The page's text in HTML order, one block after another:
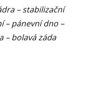
– stabilizační
– pánevní dno –
– bolavá záda